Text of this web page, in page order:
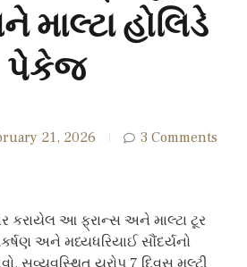
માલ્ટા હોલિડે
પેકેજ
21, 2026 3 Comments
કરાયેલ આ ફ્રાન્સ અને માલ્ટા ટૂર
અને મધ્યધરિયાઈ સૌંદર્યનો